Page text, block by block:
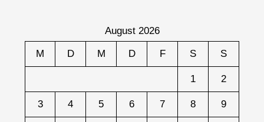
August 2026
M D M D F S S
1 2
3 4 5 6 7 8 9